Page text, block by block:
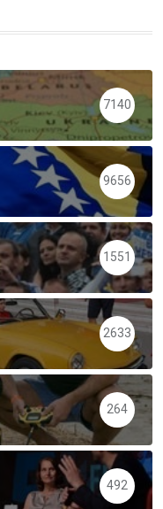
7140
9656
1551
2633
264
492